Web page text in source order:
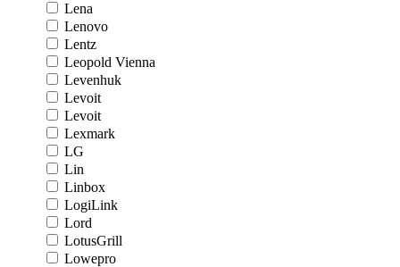
Lena
Lenovo
Lentz
Leopold Vienna
Levenhuk
Levoit
Levoit
Lexmark
LG
Lin
Linbox
LogiLink
Lord
LotusGrill
Lowepro